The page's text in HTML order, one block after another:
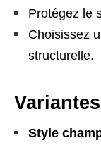
Protégez le
Choisissez
structurelle.
Style